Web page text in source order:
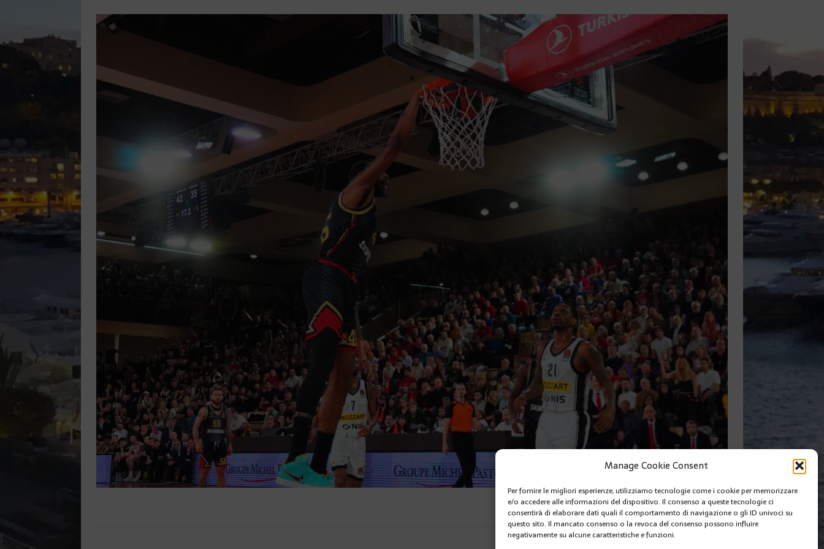
Manage Cookie Consent
Per fornire le migliori esperienze, utilizziamo tecnologie come i cookie per memorizzare
e/o accedere alle informazioni del dispositivo. Il consenso a queste tecnologie ci
consentirà di elaborare dati quali il comportamento di navigazione o gli ID univoci su
questo sito. Il mancato consenso o la revoca del consenso possono influire
negativamente su alcune caratteristiche e funzioni.
SUIVANT